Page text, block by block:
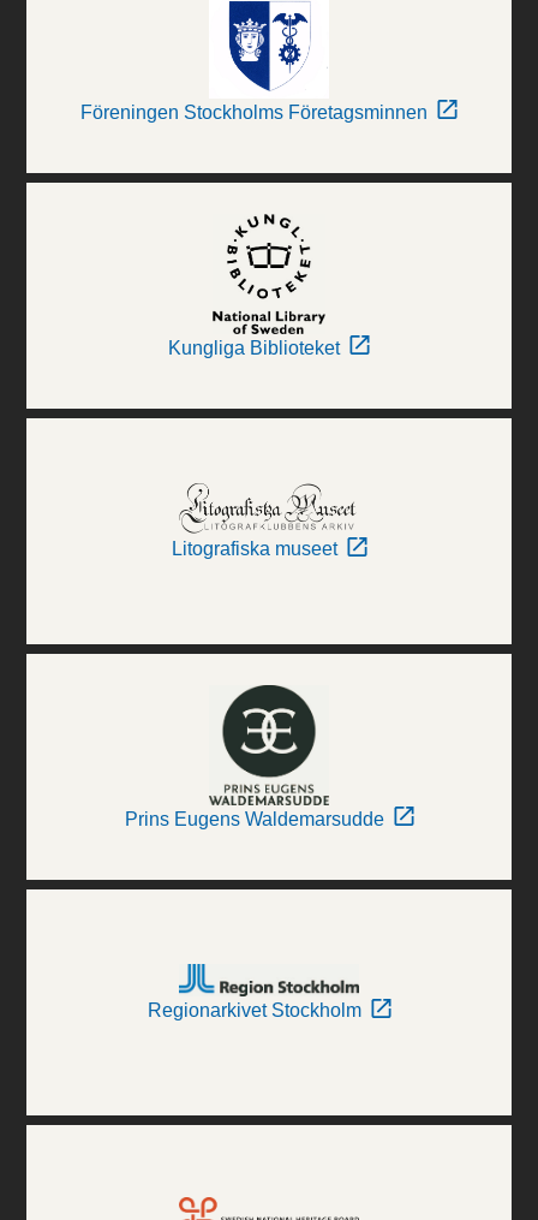
Föreningen Stockholms Företagsminnen
Kungliga Biblioteket
Litografiska museet
Prins Eugens Waldemarsudde
Regionarkivet Stockholm